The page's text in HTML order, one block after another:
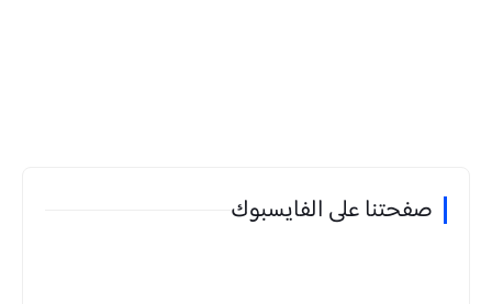
صفحتنا على الفايسبوك